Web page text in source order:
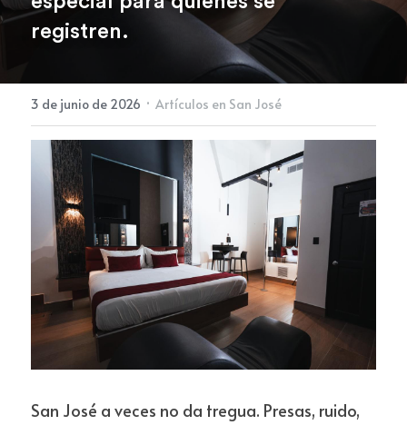
registren.
3 de junio de 2026 · Artículos en San José
San José a veces no da tregua. Presas, ruido,